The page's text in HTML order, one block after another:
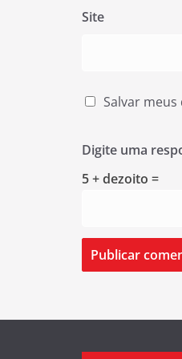
Site
Salvar
Digite uma
5 + dezoito =